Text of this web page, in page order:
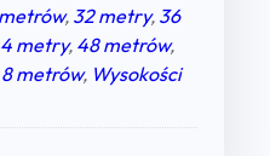
, 32 metry, 36
metry, 48 metrów,
8 metrów, Wysokości